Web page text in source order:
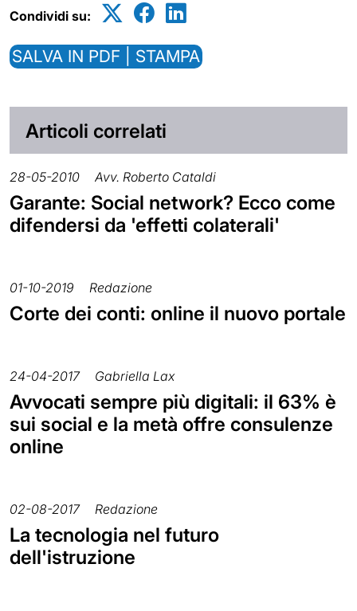
Condividi su:
SALVA IN PDF | STAMPA
Articoli correlati
28-05-2010 Avv. Roberto Cataldi
Garante: Social network? Ecco come
difendersi da 'effetti colaterali'
01-10-2019 Redazione
Corte dei conti: online il nuovo portale
24-04-2017 Gabriella Lax
Avvocati sempre più digitali: il 63% è
sui social e la metà offre consulenze
online
02-08-2017 Redazione
La tecnologia nel futuro
dell'istruzione